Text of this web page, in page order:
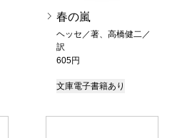
春の嵐
ヘッセ／著、高橋健二／
訳
605円
文庫電子書籍あり